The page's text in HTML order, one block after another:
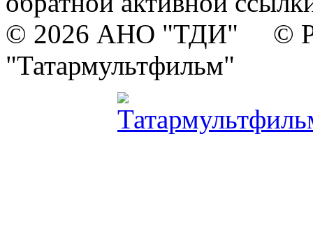
© 2026 АНО "ТДИ" ©
"Татармультфильм"